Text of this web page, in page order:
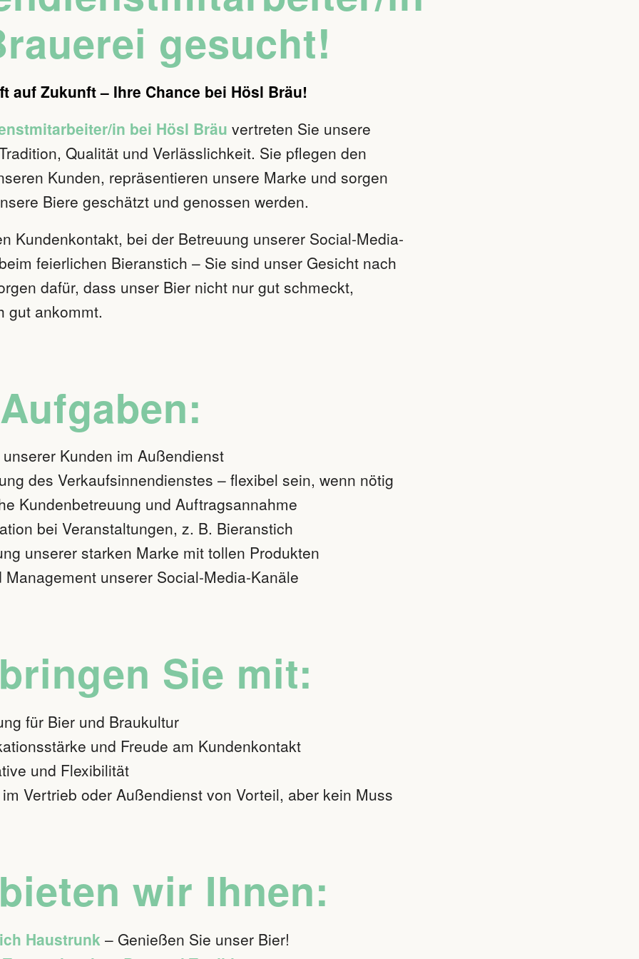
gesucht!
auf Zukunft – Ihre Chance bei Hösl Bräu!
in bei Hösl Bräu vertreten Sie unsere
Qualität und Verlässlichkeit. Sie pflegen den
Kunden, repräsentieren unsere Marke und sorgen
Biere geschätzt und genossen werden.
Kundenkontakt, bei der Betreuung unserer Social-Media-
feierlichen Bieranstich – Sie sind unser Gesicht nach
dafür, dass unser Bier nicht nur gut schmeckt,
gut ankommt.
Kunden im Außendienst
des Verkaufsinnendienstes – flexibel sein, wenn nötig
Kundenbetreuung und Auftragsannahme
bei Veranstaltungen, z. B. Bieranstich
unserer starken Marke mit tollen Produkten
Management unserer Social-Media-Kanäle
Sie mit:
für Bier und Braukultur
und Freude am Kundenkontakt
und Flexibilität
Vertrieb oder Außendienst von Vorteil, aber kein Muss
wir Ihnen:
Haustrunk– Genießen Sie unser Bier!